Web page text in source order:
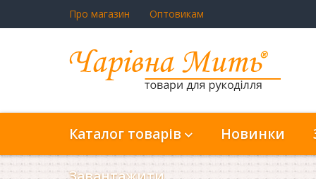
Про магазин Оптовикам
Каталог товарів Новинки